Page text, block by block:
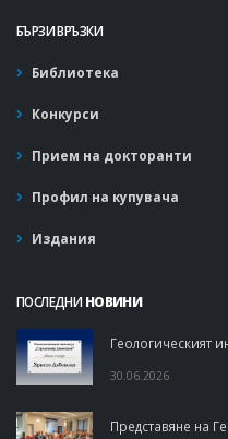
БЪРЗИ ВРЪЗКИ
Библиотека
Конкурси
Прием на докторанти
Профил на купувача
Издания
ПОСЛЕДНИ НОВИНИ
Геологическият
30.06.2026
Представяне на